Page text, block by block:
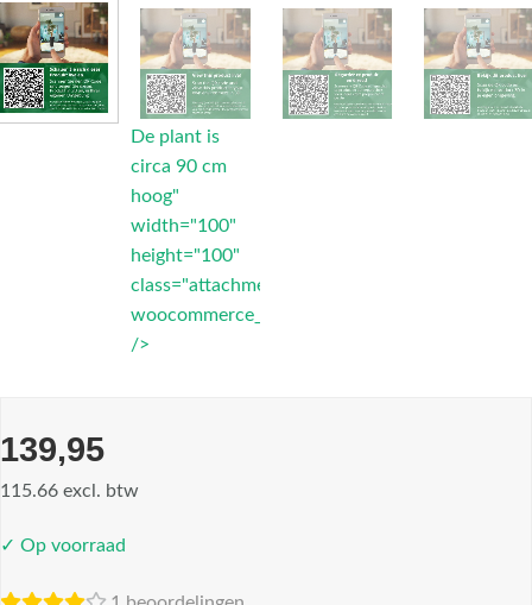
De plant is
circa 90 cm
hoog"
width="100"
height="100"
class="attachment-
woocommerce_thumbnail"
/>
139,95
115.66 excl. btw
✓ Op voorraad